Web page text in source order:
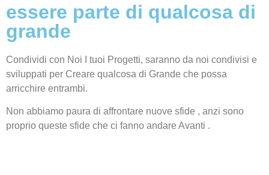
essere parte di qualcosa di
grande
Condividi con Noi I tuoi Progetti, saranno da noi condivisi e
sviluppati per Creare qualcosa di Grande che possa
arricchire entrambi.
Non abbiamo paura di affrontare nuove sfide , anzi sono
proprio queste sfide che ci fanno andare Avanti .